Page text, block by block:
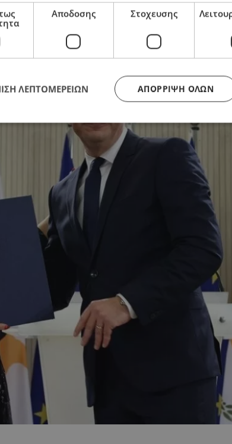
Αποδοσης Στοχευσης
ΑΠΌΡΡΙΨΗ ΌΛΩΝ
ΛΕΠΤΟΜΕΡΕΙΩΝ